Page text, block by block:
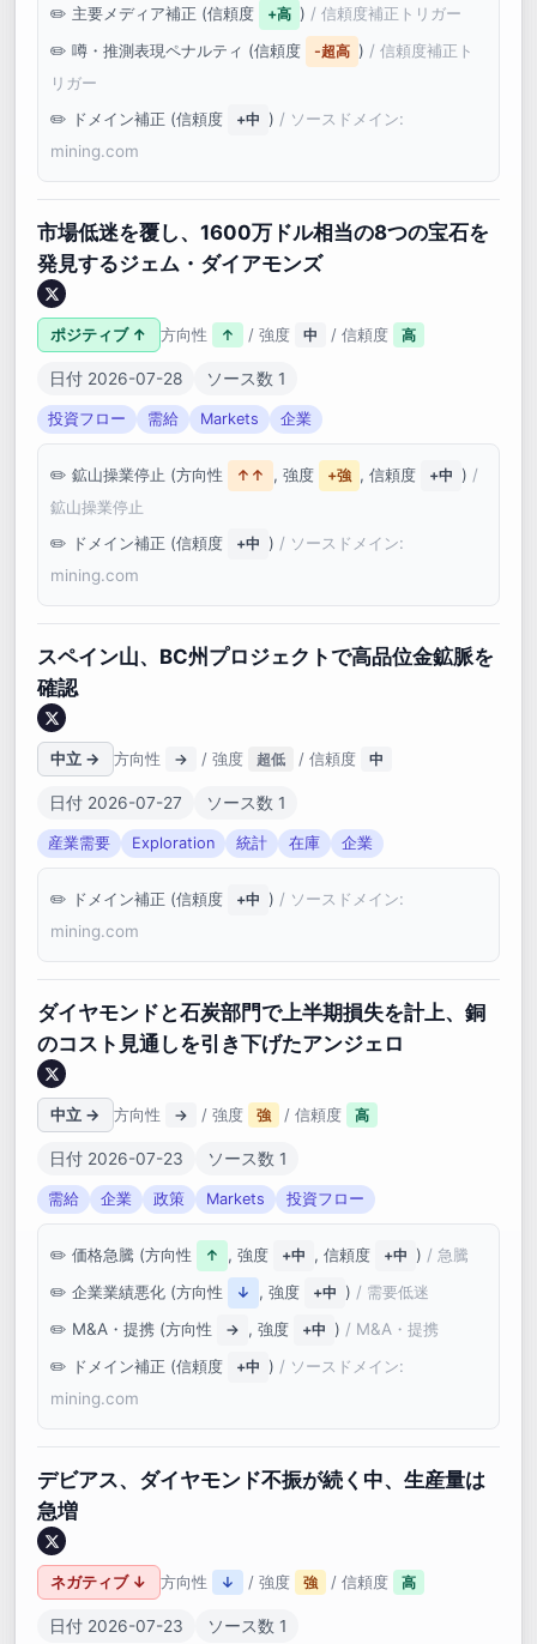
主要メディア補正 (信頼度 +高 ) / 信頼度補正トリガー
噂・推測表現ペナルティ (信頼度
-超高 ) / 信頼度補正ト
リガー
ドメイン補正 (信頼度
+中 ) / ソースドメイン:
mining.com
市場低迷を覆し、1600万ドル相当の8つの宝石を
発見するジェム・ダイアモンズ
ポジティブ ↑ 方向性 ↑ / 強度 中 / 信頼度 高
日付 2026-07-28 ソース数 1
投資フロー 需給 Markets 企業
鉱山操業停止 (方向性 ↑↑ , 強度 +強 , 信頼度 +中 ) /
鉱山操業停止
ドメイン補正 (信頼度
+中 ) / ソースドメイン:
mining.com
スペイン山、BC州プロジェクトで高品位金鉱脈を
確認
中立 → 方向性 → / 強度 超低 / 信頼度 中
日付 2026-07-27 ソース数 1
産業需要 Exploration 統計 在庫 企業
ドメイン補正 (信頼度 +中 ) / ソースドメイン:
mining.com
ダイヤモンドと石炭部門で上半期損失を計上、銅
のコスト見通しを引き下げたアンジェロ
中立 → 方向性 → / 強度 強 / 信頼度 高
日付 2026-07-23 ソース数 1
需給 企業 政策 Markets 投資フロー
価格急騰 (方向性 ↑ , 強度 +中 , 信頼度 +中 ) / 急騰
企業業績悪化 (方向性
↓ , 強度 +中 ) / 需要低迷
M&A・提携 (方向性
→ , 強度 +中 ) / M&A・提携
ドメイン補正 (信頼度
+中 ) / ソースドメイン:
mining.com
デビアス、ダイヤモンド不振が続く中、生産量は
急増
ネガティブ ↓ 方向性 ↓ / 強度 強 / 信頼度 高
日付 2026-07-23 ソース数 1